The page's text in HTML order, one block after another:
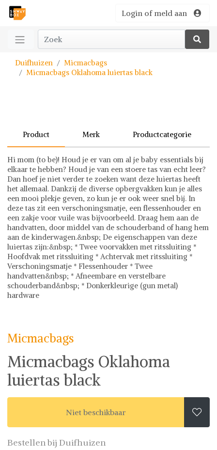
Login of meld aan
Duifhuizen
Micmacbags
Micmacbags Oklahoma luiertas black
Product Merk Productcategorie
Hi mom (to be)! Houd je er van om al je baby essentials bij
elkaar te hebben? Houd je van een stoere tas van echt leer?
Dan hoef je niet verder te zoeken want deze luiertas heeft
het allemaal. Dankzij de diverse opbergvakken kun je alles
een mooi plekje geven, zo kun je er ook weer snel bij. In
deze tas zit een verschoningsmatje, een flessenhouder en
een zakje voor vuile was bijvoorbeeld. Draag hem aan de
handvatten, door middel van de schouderband of hang hem
aan de kinderwagen.&nbsp; De eigenschappen van deze
luiertas zijn:&nbsp; * Twee voorvakken met ritssluiting *
Hoofdvak met ritssluiting * Achtervak met ritssluiting *
Verschoningsmatje * Flessenhouder * Twee
handvatten&nbsp; * Afneembare en verstelbare
schouderband&nbsp; * Donkerkleurige (gun metal)
hardware
gecontroleerde leveranciers wereldwijd, bieden we meer
handtassen, praktische rugzakken en trendy
crossbodytassen. Onze prijzen zijn eerlijk en transparant,
zodat je met vertrouwen kunt shoppen. Daarnaast staat
veiligheid voorop bij Shwaybox - we garanderen een
probleemloze en veilige bestelervaring. Waar wacht je nog
op? Bezoek vandaag nog Shwaybox en vind jouw perfecte
Micmacbags
Micmacbags Oklahoma
luiertas black
Niet beschikbaar 
Bestellen bij Duifhuizen